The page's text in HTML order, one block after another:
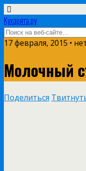
Кухарята.ру
17 февраля, 2015 •
Молочный
Поделиться